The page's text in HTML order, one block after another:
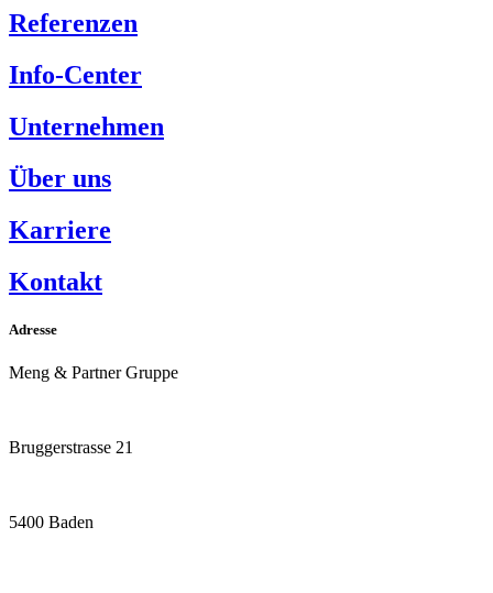
Referenzen
Info-Center
Unternehmen
Über uns
Karriere
Kontakt
Adresse
Meng & Partner Gruppe
Bruggerstrasse 21
5400 Baden